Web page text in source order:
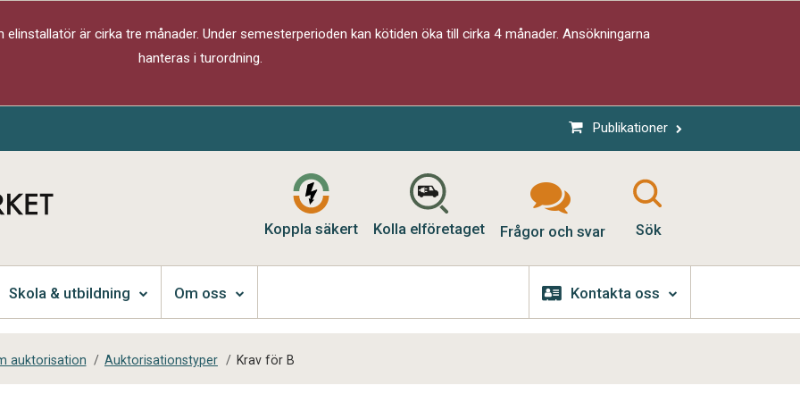
är cirka tre månader. Under semesterperioden kan kötiden öka till cirka 4 månader. Ansökningarna
hanteras i turordning.
Publikationer
Koppla säkert Kolla elföretaget Frågor och svar Sök
Skola & utbildning Om oss Kontakta oss
auktorisation / Auktorisationstyper / Krav för B